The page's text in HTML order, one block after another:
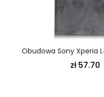
zł 57.70